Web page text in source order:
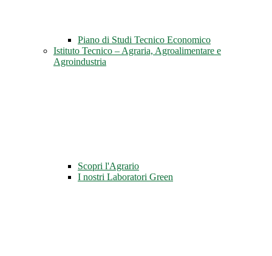
Piano di Studi Tecnico Economico
Istituto Tecnico – Agraria, Agroalimentare e
Agroindustria
Scopri l'Agrario
I nostri Laboratori Green